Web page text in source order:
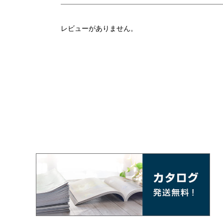
レビューがありません。